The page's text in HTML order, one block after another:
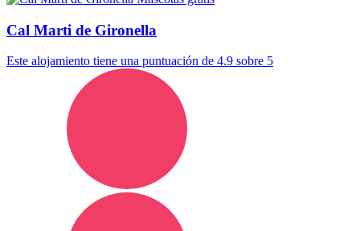
Cal Marti de Gironella
Este alojamiento tiene una puntuación de 4.9 sobre 5